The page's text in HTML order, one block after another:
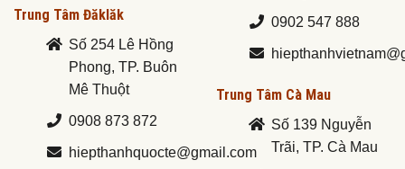
Trung Tâm Đăklăk
Số 254 Lê Hồng
Phong, TP. Buôn
Mê Thuột
0908 873 872
hiepthanhquocte@gmail.com
0902 547 888
Trung Tâm Cà Mau
Số 139 Nguyễn
Trãi, TP. Cà Mau